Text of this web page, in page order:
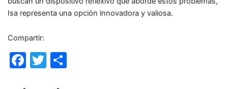
Isa representa una opción innovadora y valiosa.
Compartir:
F
T